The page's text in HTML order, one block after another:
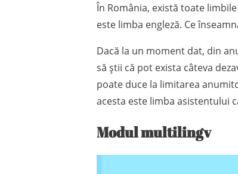
În România, există toate
este limba engleză. Ce
Dacă la un moment dat, din
să știi că pot exista câteva
poate duce la limitarea
acesta este limba asistentului
Modul multilingv